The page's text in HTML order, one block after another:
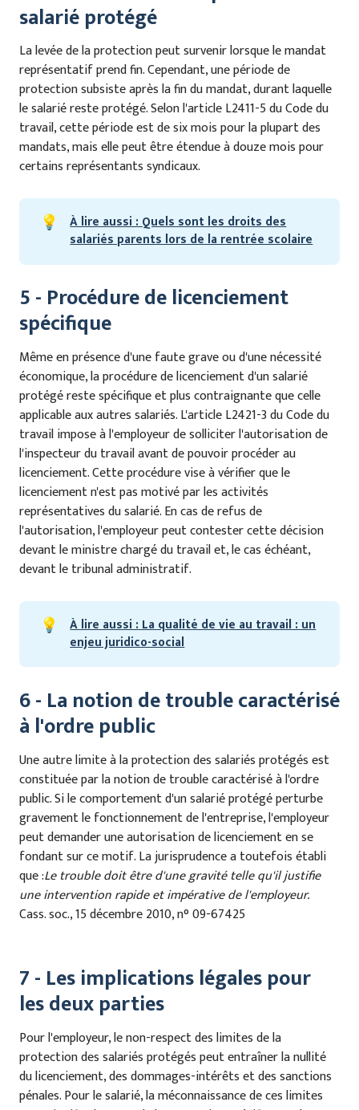
salarié protégé
La levée de la protection peut survenir lorsque le mandat
représentatif prend fin. Cependant, une période de
protection subsiste après la fin du mandat, durant laquelle
le salarié reste protégé. Selon l'article L2411-5 du Code du
travail, cette période est de six mois pour la plupart des
mandats, mais elle peut être étendue à douze mois pour
certains représentants syndicaux.
💡
À lire aussi : Quels sont les droits des
salariés parents lors de la rentrée scolaire
5 - Procédure de licenciement
spécifique
Même en présence d'une faute grave ou d'une nécessité
économique, la procédure de licenciement d'un salarié
protégé reste spécifique et plus contraignante que celle
applicable aux autres salariés. L'article L2421-3 du Code du
travail impose à l'employeur de solliciter l'autorisation de
l'inspecteur du travail avant de pouvoir procéder au
licenciement. Cette procédure vise à vérifier que le
licenciement n'est pas motivé par les activités
représentatives du salarié. En cas de refus de
l'autorisation, l'employeur peut contester cette décision
devant le ministre chargé du travail et, le cas échéant,
devant le tribunal administratif.
💡
À lire aussi : La qualité de vie au travail : un
enjeu juridico-social
6 - La notion de trouble caractérisé
à l'ordre public
Une autre limite à la protection des salariés protégés est
constituée par la notion de trouble caractérisé à l'ordre
public. Si le comportement d'un salarié protégé perturbe
gravement le fonctionnement de l'entreprise, l'employeur
peut demander une autorisation de licenciement en se
fondant sur ce motif. La jurisprudence a toutefois établi
que :Le trouble doit être d'une gravité telle qu'il justifie
une intervention rapide et impérative de l'employeur.
Cass. soc., 15 décembre 2010, n° 09-67425
7 - Les implications légales pour
les deux parties
Pour l'employeur, le non-respect des limites de la
protection des salariés protégés peut entraîner la nullité
du licenciement, des dommages-intérêts et des sanctions
pénales. Pour le salarié, la méconnaissance de ces limites